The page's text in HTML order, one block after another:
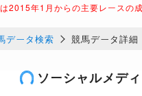
2015年1月からの主要レースの
データ検索 競馬データ詳細
ソーシャルメデ